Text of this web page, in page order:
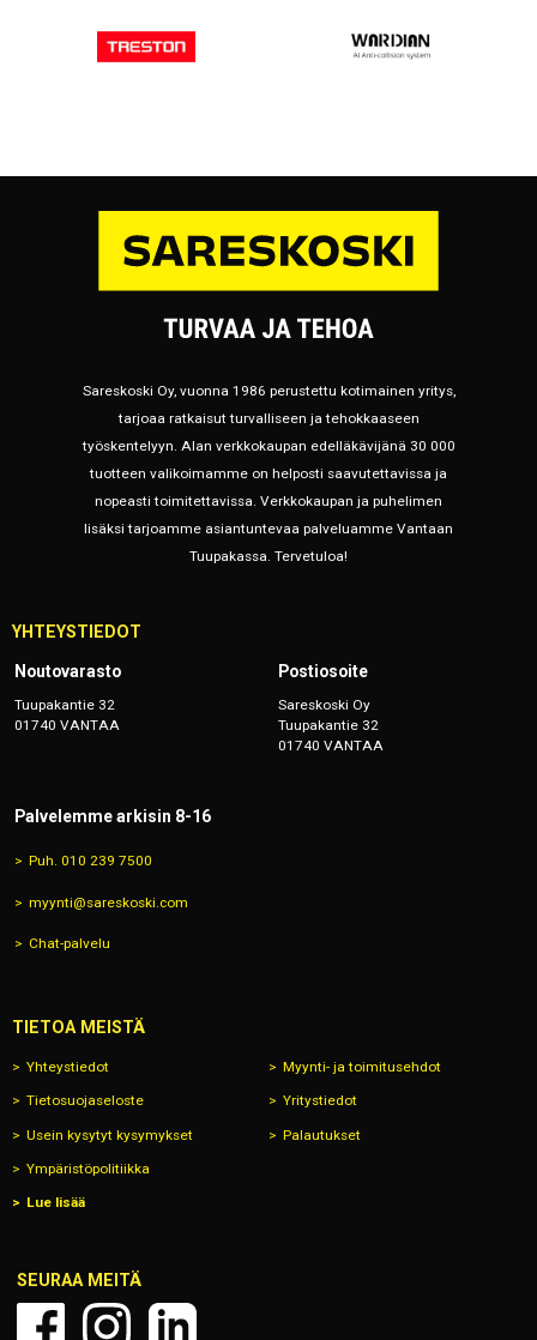
Sareskoski Oy, vuonna 1986 perustettu kotimainen yritys,
tarjoaa ratkaisut turvalliseen ja tehokkaaseen
työskentelyyn. Alan verkkokaupan edelläkävijänä 30 000
tuotteen valikoimamme on helposti saavutettavissa ja
nopeasti toimitettavissa. Verkkokaupan ja puhelimen
lisäksi tarjoamme asiantuntevaa palveluamme Vantaan
Tuupakassa. Tervetuloa!
YHTEYSTIEDOT
Noutovarasto
Tuupakantie 32
01740 VANTAA
Postiosoite
Sareskoski Oy
Tuupakantie 32
01740 VANTAA
Palvelemme arkisin 8-16
Puh. 010 239 7500
myynti@sareskoski.com
Chat-palvelu
TIETOA MEISTÄ
Yhteystiedot Myynti- ja toimitusehdot
Tietosuojaseloste Yritystiedot
Usein kysytyt kysymykset Palautukset
Ympäristöpolitiikka
Lue lisää
SEURAA MEITÄ